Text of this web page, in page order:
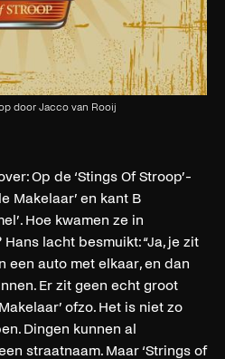
door Jacco van Rooij
Op de ‘Stings Of Stroop’-
Makelaar’ en kant B
Hoe kwamen ze in
lacht besmuikt: “Ja, je zit
een auto met elkaar, en dan
Er zit geen echt groot
ofzo. Het is niet zo
Dingen kunnen al
straatnaam. Maar ‘Strings of